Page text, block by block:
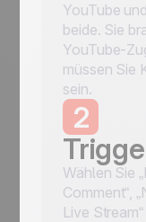
YouTube
beide. Sie
YouTube-
müssen Sie
sein.
2
Wählen Sie
Comment“,
Live